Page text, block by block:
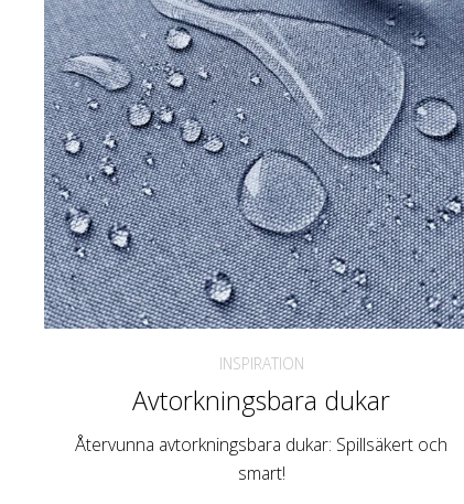
INSPIRATION
Avtorkningsbara dukar
Återvunna avtorkningsbara dukar: Spillsäkert och
smart!